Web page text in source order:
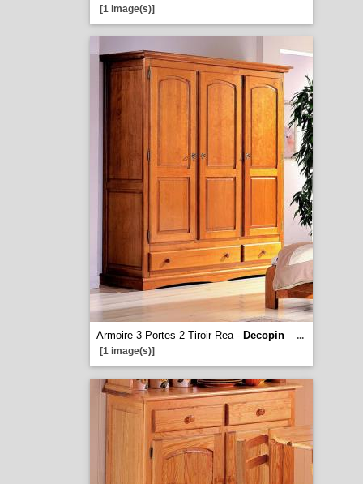
[1 image(s)]
Armoire 3 Portes 2 Tiroir Rea - Decopin
...
[1 image(s)]